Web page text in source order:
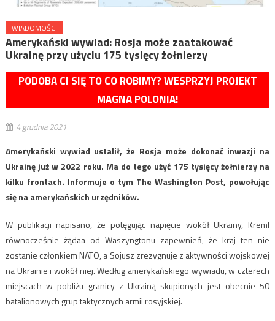
WIADOMOŚCI
Amerykański wywiad: Rosja może zaatakować
Ukrainę przy użyciu 175 tysięcy żołnierzy
PODOBA CI SIĘ TO CO ROBIMY? WESPRZYJ PROJEKT
MAGNA POLONIA!
4 grudnia 2021
Amerykański wywiad ustalił, że Rosja może dokonać inwazji na
Ukrainę już w 2022 roku. Ma do tego użyć 175 tysięcy żołnierzy na
kilku frontach. Informuje o tym The Washington Post, powołując
się na amerykańskich urzędników.
W publikacji napisano, że potęgując napięcie wokół Ukrainy, Kreml
równocześnie żądaa od Waszyngtonu zapewnień, że kraj ten nie
zostanie członkiem NATO, a Sojusz zrezygnuje z aktywności wojskowej
na Ukrainie i wokół niej. Według amerykańskiego wywiadu, w czterech
miejscach w pobliżu granicy z Ukrainą skupionych jest obecnie 50
batalionowych grup taktycznych armii rosyjskiej.